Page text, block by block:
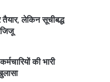
लेकिन सूचीबद्ध
की भारी